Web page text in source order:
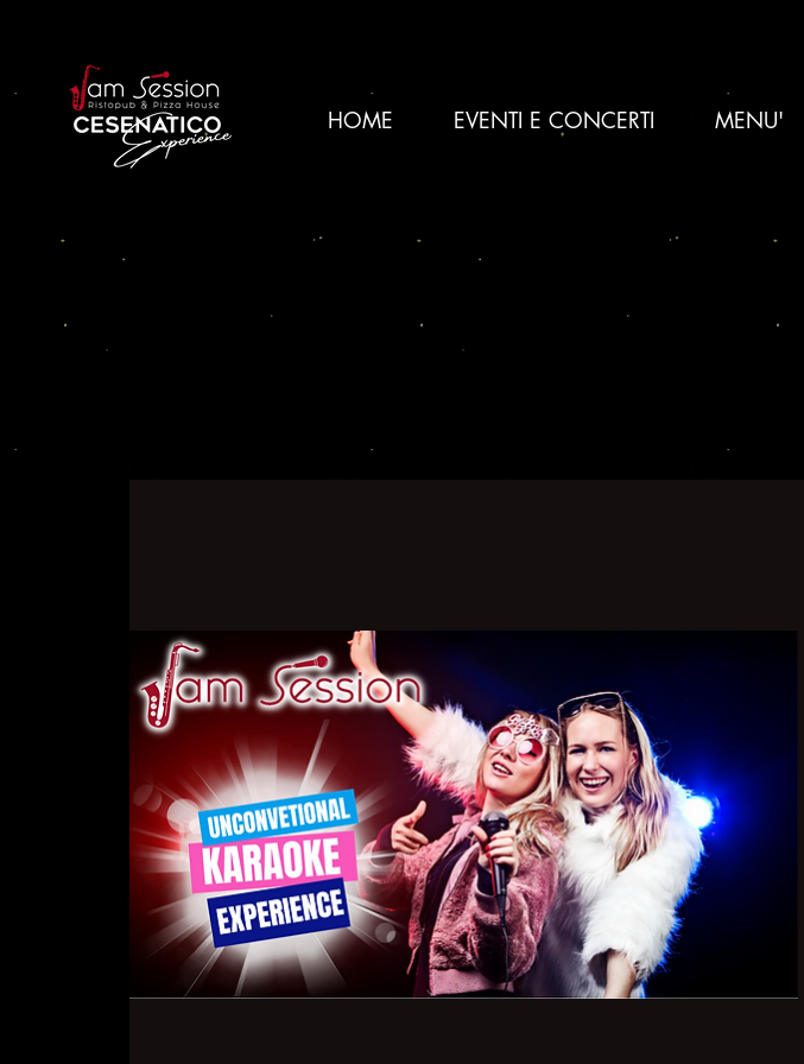
HOME EVENTI E CONCERTI MENU'